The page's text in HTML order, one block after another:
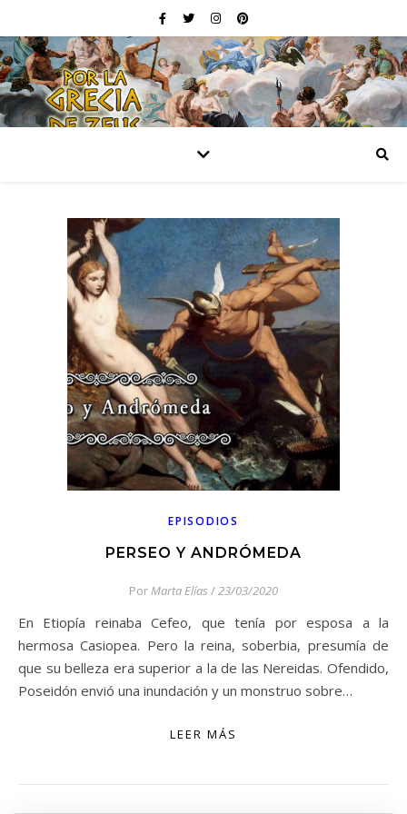
EPISODIOS
PERSEO Y ANDRÓMEDA
PorMarta Elías /23/03/2020
En Etiopía reinaba Cefeo, que tenía por esposa a la
hermosa Casiopea. Pero la reina, soberbia, presumía de
que su belleza era superior a la de las Nereidas. Ofendido,
Poseidón envió una inundación y un monstruo sobre…
LEER MÁS